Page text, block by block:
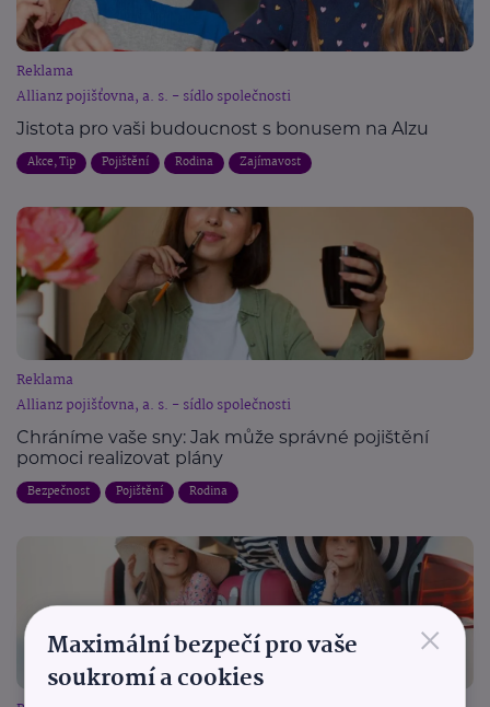
Reklama
Allianz pojišťovna, a. s. - sídlo společnosti
Jistota pro vaši budoucnost s bonusem na Alzu
Akce, Tip Pojištění Rodina Zajímavost
Reklama
Allianz pojišťovna, a. s. - sídlo společnosti
Chráníme vaše sny: Jak může správné pojištění
pomoci realizovat plány
Bezpečnost Pojištění Rodina
×
Maximální bezpečí pro vaše
soukromí a cookies